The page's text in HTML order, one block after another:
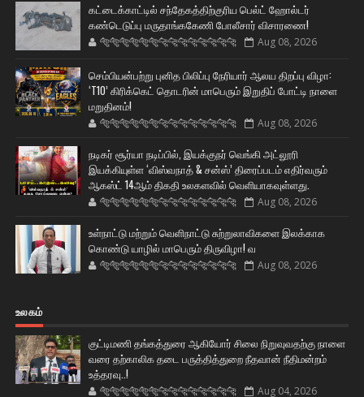
கட்டைக்காட்டில் சந்தேகத்திற்குரிய பெல்ட் ஹோல்டர்
கண்டெடுப்பு மருதாங்ககேணி போலீசார் விசாரணை!
🐅🐅🐅🐅🐅🐅🐆🐆🐆🐆🐆🐆🐆🐆 Aug 08, 2026
செம்பியன்பற்று புனித பிலிப்பு நேரியார் ஆலய திறப்பு விழா:
‘T10’ கிரிக்கெட் தொடரின் மாபெரும் இறுதிப் போட்டி நாளை
மறுதினம்!
🐅🐅🐅🐅🐅🐅🐆🐆🐆🐆🐆🐆🐆🐆 Aug 08, 2026
நடிகர் சூர்யா நடிப்பில், இயக்குநர் வெங்கி அட்லூரி
இயக்கியுள்ள ‘விஸ்வநாத் & சன்ஸ்’ திரைப்படம் எதிர்வரும்
ஆகஸ்ட் 14ஆம் திகதி உலகளவில் வெளியாகவுள்ளது.
🐅🐅🐅🐅🐅🐅🐆🐆🐆🐆🐆🐆🐆🐆 Aug 08, 2026
உள்நாட்டு மற்றும் வெளிநாட்டு சுற்றுலாவிகளை இலக்காக
கொண்டு யாழில் மாபெரும் திருவிழா! வ
🐅🐅🐅🐅🐅🐅🐆🐆🐆🐆🐆🐆🐆🐆 Aug 08, 2026
உலகம்
குட்டிமணி தங்கத்துரை ஆகியோர் சிலை நிறுவுவதற்கு நாளை
வரை தற்காலிக தடை பருத்தித்துறை நீதவான் நீதிமன்றம்
உத்தரவு..!
🐅🐅🐅🐅🐅🐅🐆🐆🐆🐆🐆🐆🐆🐆 Aug 04, 2026